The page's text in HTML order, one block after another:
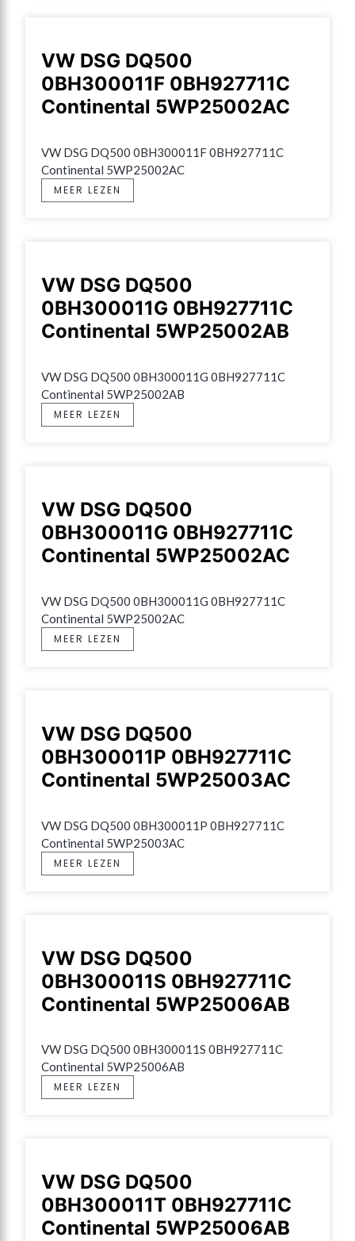
VW DSG DQ500
0BH300011F 0BH927711C
Continental 5WP25002AC
VW DSG DQ500 0BH300011F 0BH927711C
Continental 5WP25002AC
MEER LEZEN
VW DSG DQ500
0BH300011G 0BH927711C
Continental 5WP25002AB
VW DSG DQ500 0BH300011G 0BH927711C
Continental 5WP25002AB
MEER LEZEN
VW DSG DQ500
0BH300011G 0BH927711C
Continental 5WP25002AC
VW DSG DQ500 0BH300011G 0BH927711C
Continental 5WP25002AC
MEER LEZEN
VW DSG DQ500
0BH300011P 0BH927711C
Continental 5WP25003AC
VW DSG DQ500 0BH300011P 0BH927711C
Continental 5WP25003AC
MEER LEZEN
VW DSG DQ500
0BH300011S 0BH927711C
Continental 5WP25006AB
VW DSG DQ500 0BH300011S 0BH927711C
Continental 5WP25006AB
MEER LEZEN
VW DSG DQ500
0BH300011T 0BH927711C
Continental 5WP25006AB